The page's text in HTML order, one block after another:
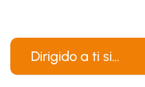
Dirigido a ti si…